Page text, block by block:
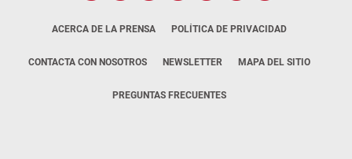
ACERCA DE LA PRENSA POLÍTICA DE PRIVACIDAD
CONTACTA CON NOSOTROS NEWSLETTER MAPA DEL SITIO
PREGUNTAS FRECUENTES